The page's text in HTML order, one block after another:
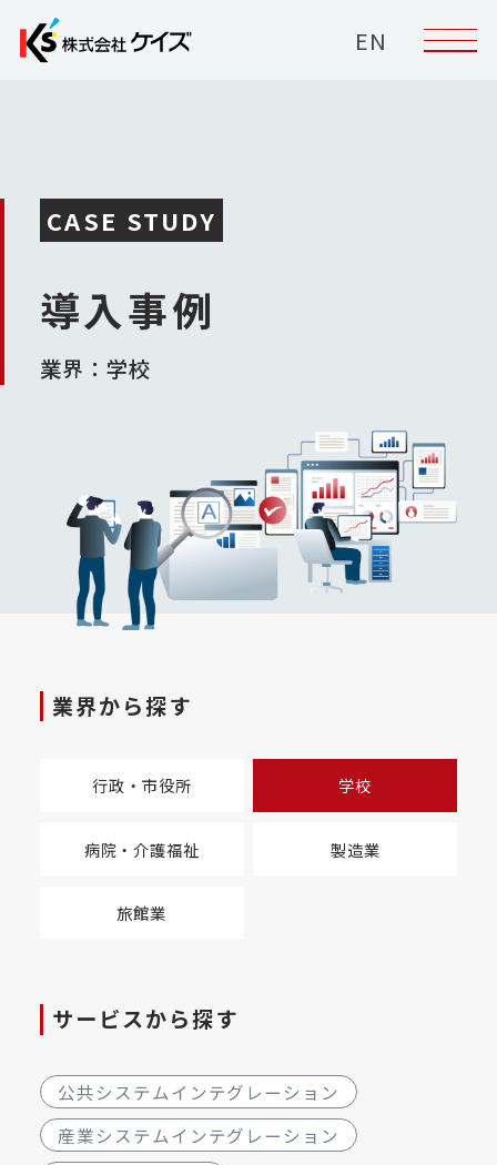
CASE STUDY
導入事例
業界：学校
業界から探す
行政・市役所 学校
病院・介護福祉 製造業
旅館業
サービスから探す
公共システムインテグレーション
産業システムインテグレーション
EN